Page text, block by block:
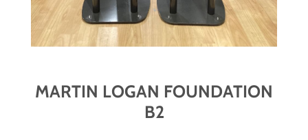
MARTIN LOGAN FOUNDATION
B2